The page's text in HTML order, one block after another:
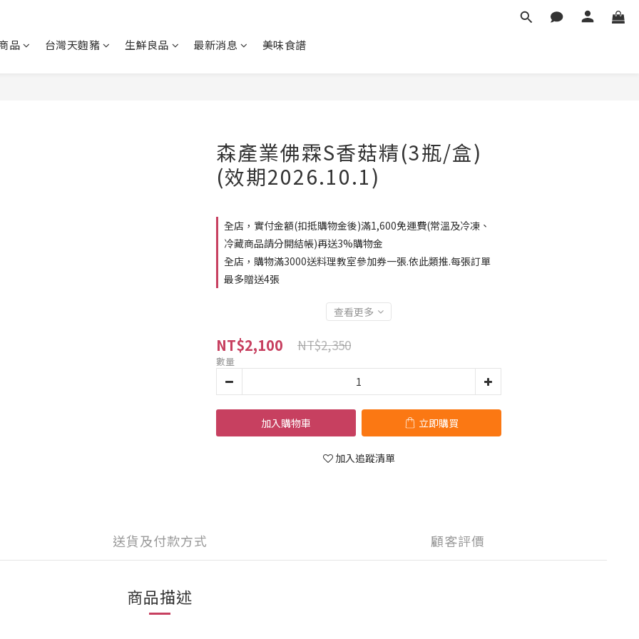
品 台灣天麴豬 生鮮良品 最新消息 美味食譜
森產業佛霖S香菇精(3瓶/盒)
(效期2026.10.1)
全店，實付金額(扣抵購物金後)滿1,600免運費(常溫及冷凍、
冷藏商品請分開結帳)再送3%購物金
全店，購物滿3000送料理教室參加券一張.依此類推.每張訂單
最多贈送4張
查看更多
NT$2,100 NT$2,350
數量
加入購物車 立即購買
加入追蹤清單
送貨及付款方式 顧客評價
商品描述